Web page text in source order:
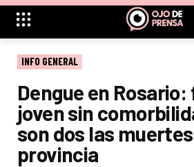
INFO GENERAL
Dengue en
joven sin
son dos las
provincia